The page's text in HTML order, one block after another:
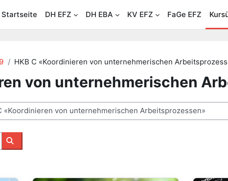
Startseite
DH EFZ DH EBA KV EFZ FaGe EFZ
HKB C «Koordinieren von unternehmerischen
von unternehmerischen
Kurse suchen